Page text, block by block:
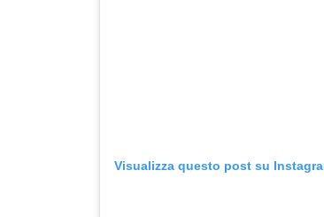
Visualizza questo post su